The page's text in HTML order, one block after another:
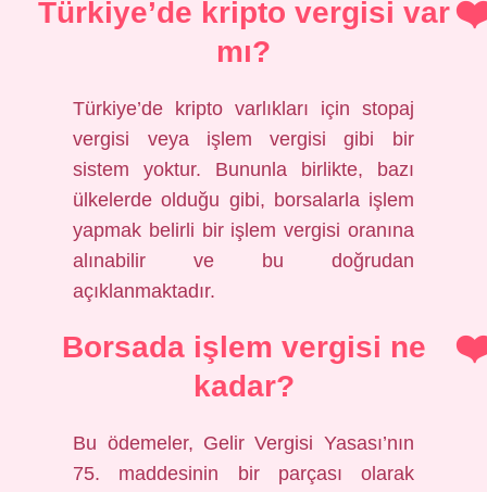
Türkiye’de kripto vergisi var
mı?
Türkiye’de kripto varlıkları için stopaj
vergisi veya işlem vergisi gibi bir
sistem yoktur. Bununla birlikte, bazı
ülkelerde olduğu gibi, borsalarla işlem
yapmak belirli bir işlem vergisi oranına
alınabilir ve bu doğrudan
açıklanmaktadır.
Borsada işlem vergisi ne
kadar?
Bu ödemeler, Gelir Vergisi Yasası’nın
75. maddesinin bir parçası olarak